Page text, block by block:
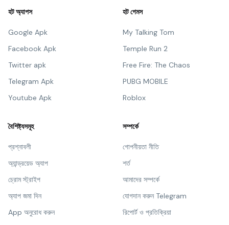
হট অ্যাপস
Google Apk
Facebook Apk
Twitter apk
Telegram Apk
Youtube Apk
হট গেমস
My Talking Tom
Temple Run 2
Free Fire: The Chaos
PUBG MOBILE
Roblox
বৈশিষ্ট্যসমূহ
প্রশ্নাবলী
অ্যান্ড্রয়েড অ্যাপ
চ্রোম স্ট্রাইপ
অ্যাপ জমা দিন
App অনুরোধ করুন
সম্পর্কে
গোপনীয়তা নীতি
শর্ত
আমাদের সম্পর্কে
যোগদান করুন Telegram
রিপোর্ট ও প্রতিক্রিয়া